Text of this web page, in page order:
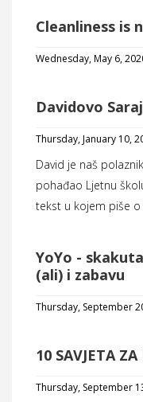
Cleanliness is
Wednesday, May 6,
Davidovo
Thursday, January 10,
David je naš
pohađao Ljetnu
tekst u kojem piše o
YoYo -
(ali) i zabavu
Thursday, September
10 SAVJETA
Thursday, September